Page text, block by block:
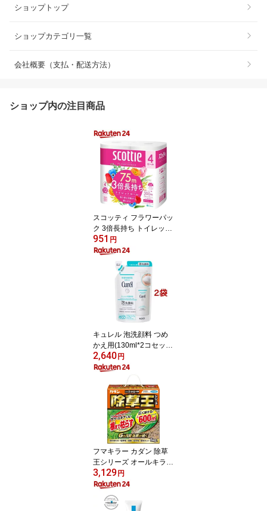
ショップトップ
ショップカテゴリ一覧
会社概要（支払・配送方法）
ショップ内の注目商品
スコッティ フラワーパッ
ク 3倍長持ち トイレット
ペーパー ダブル(75m×4
ロール)【3brnd-11】【D
reg063】【x9q】【2sh2
4】【スコッティ(SCOTT
IE)】[トイレットペーパ
951 円
キュレル 泡洗顔料 つめ
かえ用(130ml*2コセッ
ト)【キュレル】
2,640円
フマキラー カダン 除草
王シリーズ オールキラー
粒剤(3kg)【カダン】
3,129円